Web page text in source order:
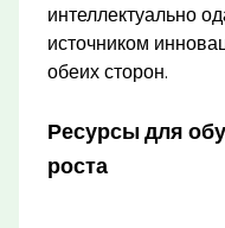
интеллектуально
источником
обеих сторон.
Ресурсы для
роста